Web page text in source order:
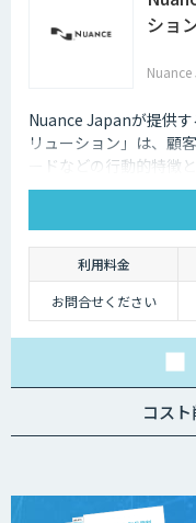
ショ
Nuance Japanが提供
リューション」は、顧
ードなどの行動的特徴
た「声紋（Voiceprint
認証ソリューションで
利用料金
お問合せください
コス